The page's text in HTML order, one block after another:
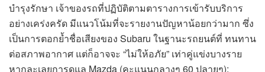
บำรุงรักษา เจ้าของรถที่ปฏิบัติตามตารางการเข้ารับบริการ
อย่างเคร่งครัด มีแนวโน้มที่จะรายงานปัญหาน้อยกว่ามาก ซึ่ง
เป็นการตอกย้ำชื่อเสียงของ Subaru ในฐานะรถยนต์ที่ ทนทาน
ต่อสภาพอากาศ แต่ก็อาจจะ “ไม่ให้อภัย” เท่าคู่แข่งบางราย
หากละเลยการดูแล Mazda (คะแนนกลางๆ 60 ปลายๆ):